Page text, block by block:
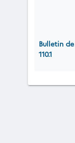
Bulletin
110.1